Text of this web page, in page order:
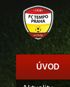
ÚVOD